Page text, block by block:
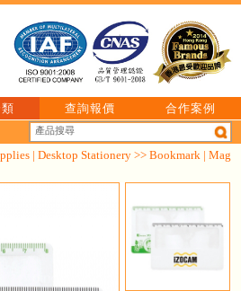
查詢報價
合作案例
| Desktop Stationery >> Bookmark | Mag